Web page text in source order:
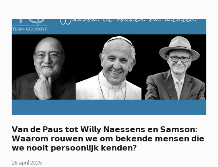
𝗩𝗮𝗻 𝗱𝗲 P𝗮𝘂𝘀 𝘁𝗼𝘁 𝗪𝗶𝗹𝗹𝘆 𝗡𝗮𝗲𝘀𝘀𝗲𝗻𝘀 𝗲𝗻 𝗦𝗮𝗺𝘀𝗼𝗻:
𝗪𝗮𝗮𝗿𝗼𝗺 𝗿𝗼𝘂𝘄𝗲𝗻 𝘄𝗲 𝗼𝗺 𝗯𝗲𝗸𝗲𝗻𝗱𝗲 𝗺𝗲𝗻𝘀𝗲𝗻 𝗱𝗶𝗲
𝘄𝗲 𝗻𝗼𝗼𝗶𝘁 𝗽𝗲𝗿𝘀𝗼𝗼𝗻𝗹𝗶𝗷𝗸 𝗸𝗲𝗻𝗱𝗲𝗻?
26 april 2025